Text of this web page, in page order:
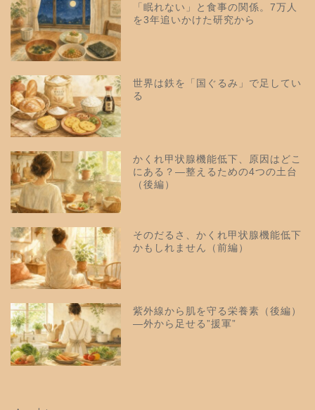
「眠れない」と食事の関係。7万人
を3年追いかけた研究から
世界は鉄を「国ぐるみ」で足してい
る
かくれ甲状腺機能低下、原因はどこ
にある？—整えるための4つの土台
（後編）
そのだるさ、かくれ甲状腺機能低下
かもしれません（前編）
紫外線から肌を守る栄養素（後編）
—外から足せる”援軍”